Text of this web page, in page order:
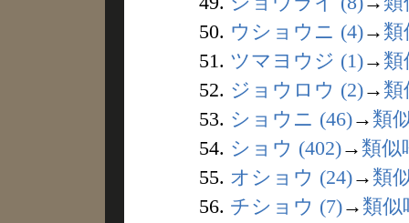
50. ウショウニ (4)→ 類
51. ツマヨウジ (1)→ 類
52. ジョウロウ (2)→ 類
53. ショウニ (46)→ 類
54. ショウ (402)→ 類似
55. オショウ (24)→ 類
56. チショウ (7)→ 類似